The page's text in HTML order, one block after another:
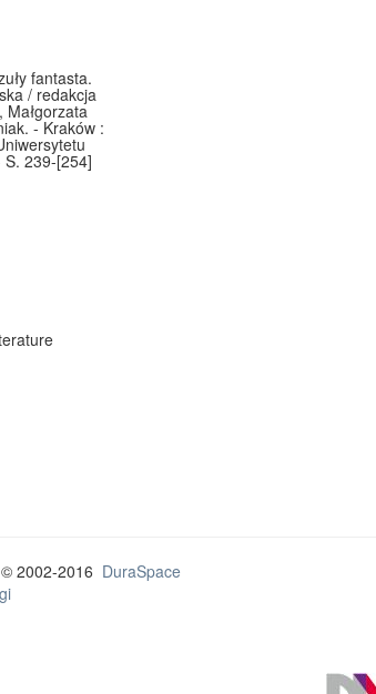
fantasta.
/ redakcja
Małgorzata
- Kraków :
239-[254]
2002-2016 DuraSpace